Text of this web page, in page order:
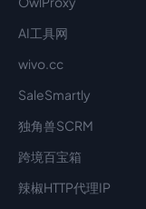
AI工具网
wivo.cc
SaleSmartly
独角兽SCRM
跨境百宝箱
辣椒HTTP代理IP